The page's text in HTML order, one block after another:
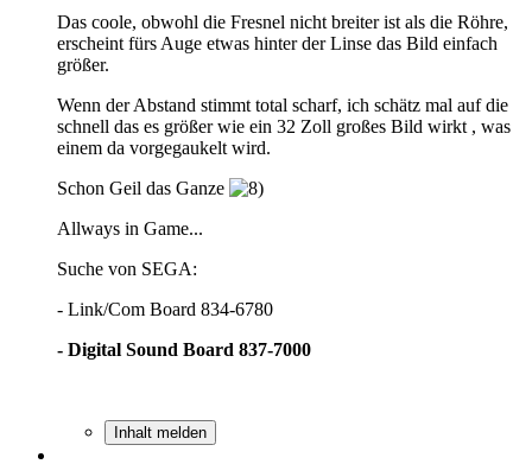
Das coole, obwohl die Fresnel nicht breiter ist als die Röhre,
erscheint fürs Auge etwas hinter der Linse das Bild einfach
größer.
Wenn der Abstand stimmt total scharf, ich schätz mal auf die
schnell das es größer wie ein 32 Zoll großes Bild wirkt , was
einem da vorgegaukelt wird.
Schon Geil das Ganze
Allways in Game...
Suche von SEGA:
- Link/Com Board 834-6780
- Digital Sound Board 837-7000
Inhalt melden